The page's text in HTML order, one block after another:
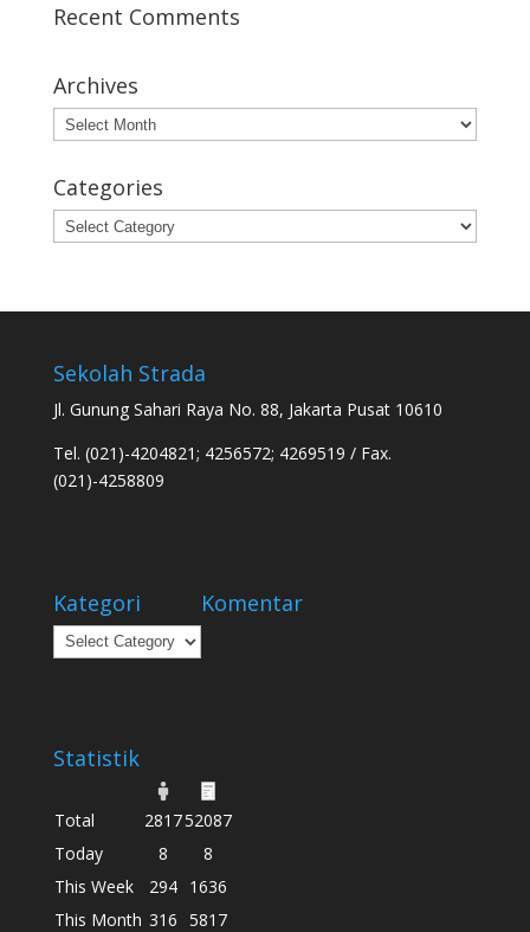
Recent Comments
Archives
Archives
Categories
Categories
Sekolah Strada
Jl. Gunung Sahari Raya No. 88, Jakarta Pusat 10610
Tel. (021)-4204821; 4256572; 4269519 / Fax.
(021)-4258809
Kategori
Kategori
Komentar
Statistik
Total 281752087
Today
8
8
This Week
294 1636
This Month 316 5817